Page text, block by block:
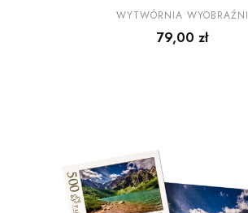
widoki wz3 - z
pudełkiem
PRODUCENT
WYTWÓRNIA WYOBRAŹNI
Cena
79,00 zł